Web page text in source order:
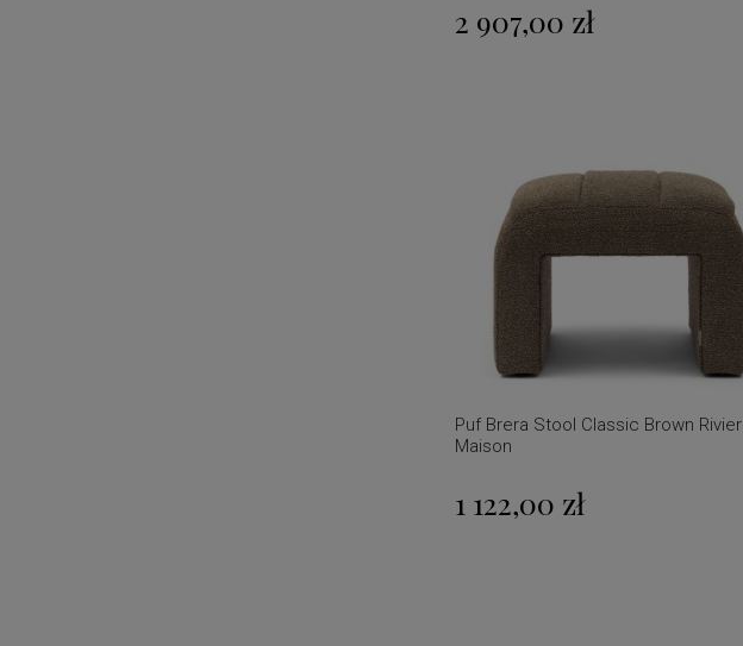
2 907,00 zł
Puf Brera Stool Classic Brown
Maison
1 122,00 zł